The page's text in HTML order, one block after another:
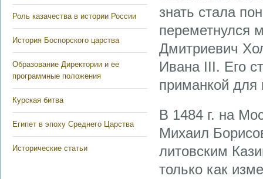
Роль казачества в истории России
История Боспорского царства
Образование Директории и ее
программные положения
Курская битва
Египет в эпоху Среднего Царства
Исторические статьи
знать стала
переметнулся
Дмитриевич
Ивана III. Его
приманкой для
В 1484 г. на
Михаил
литовским
только как